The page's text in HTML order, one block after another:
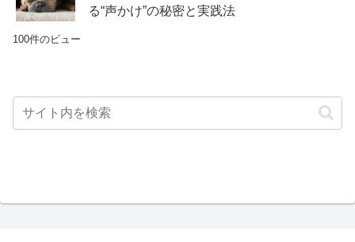
る“声かけ”の秘密と実践法
100件のビュー